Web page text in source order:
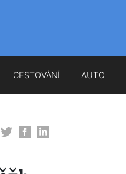
CESTOVÁNÍ AUTO